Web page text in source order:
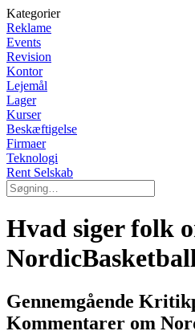
Kategorier
Reklame
Events
Revision
Kontor
Lejemål
Lager
Kurser
Beskæftigelse
Firmaer
Teknologi
Rent Selskab
Hvad siger folk
Gennemgående
Kommentarer om